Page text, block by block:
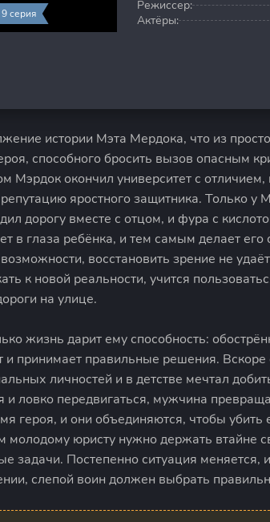
серия
Режиссер:
Актёры:
истории Мэта Мердока, что из
способного бросить вызов опасным
Мэрдок окончил университет с отличием,
яростного защитника. Только у
дорогу вместе с отцом, и фура с
в глаза ребёнка, и тем самым делает
восстановить зрение не
к новой реальности, учится
на улице.
жизнь дарит ему способность:
и принимает правильные решения. Вскоре
личностей и в детстве мечтал
и ловко передвигаться, мужчина
героя, и они объединяются, чтобы
молодому юристу нужно держать втайне
задачи. Постепенно ситуация меняется,
слепой воин должен выбрать